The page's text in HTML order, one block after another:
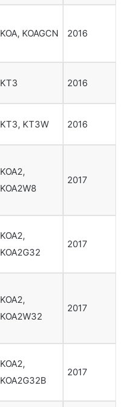
KOA, KOAGCN 2016
KT3 2016
KT3, KT3W 2016
KOA2,
KOA2W8
2017
KOA2,
KOA2G32
2017
KOA2,
KOA2W32
2017
KOA2,
KOA2G32B
2017